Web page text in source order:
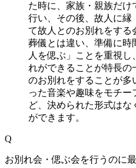
た時に、家族・親族だけ
行い、その後、故人に縁
て故人とのお別れをする
葬儀とは違い、準備に時
人を偲ぶ」ことを重視し
れができることが特長の
のお別れをすることが多
った音楽や趣味をモチ
ど、決められた形式はな
ができます。
Q
お別れ会・偲ぶ会を行うのに